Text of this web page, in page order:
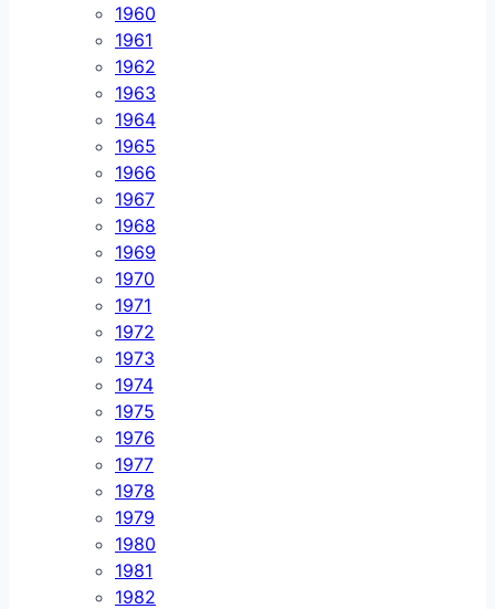
1960
1961
1962
1963
1964
1965
1966
1967
1968
1969
1970
1971
1972
1973
1974
1975
1976
1977
1978
1979
1980
1981
1982